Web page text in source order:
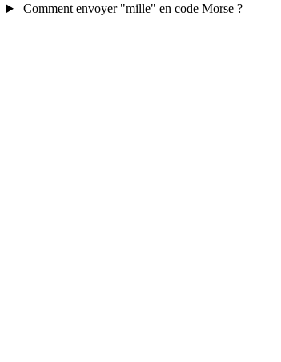
Comment envoyer "mille" en code Morse ?